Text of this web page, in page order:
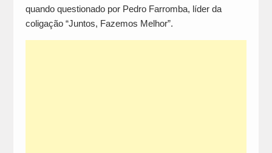
quando questionado por Pedro Farromba, líder da
coligação “Juntos, Fazemos Melhor”.